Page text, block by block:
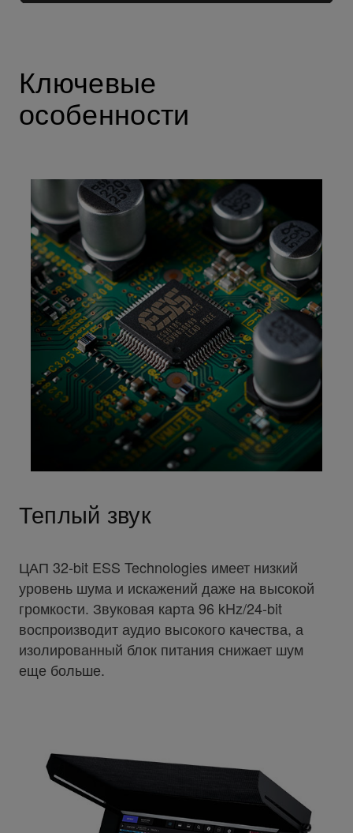
Ключевые
особенности
Теплый звук
ЦАП 32-bit ESS Technologies имеет низкий
уровень шума и искажений даже на высокой
громкости. Звуковая карта 96 kHz/24-bit
воспроизводит аудио высокого качества, а
изолированный блок питания снижает шум
еще больше.